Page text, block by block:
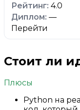
4.0
—
Перейти
Стоит ли
Плюсы
Python на